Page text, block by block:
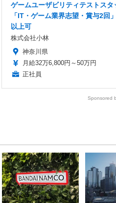
ゲームユーザビリティテストスタ
「IT・ゲーム業界志望・賞与2回
以上可
株式会社小林
神奈川県
月給32万6,800円～50万円
正社員
Sponsored